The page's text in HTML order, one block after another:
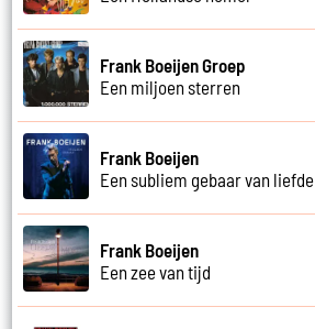
Frank Boeijen Groep
Een miljoen sterren
Frank Boeijen
Een subliem gebaar van liefde
Frank Boeijen
Een zee van tijd